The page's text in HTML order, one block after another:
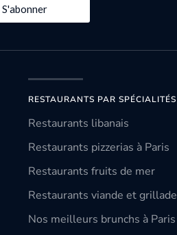
S'abonner
RESTAURANTS PAR SPÉCIALITÉS
Restaurants libanais
Restaurants pizzerias à Paris
Restaurants fruits de mer
Restaurants viande et grillade
Nos meilleurs brunchs à Paris